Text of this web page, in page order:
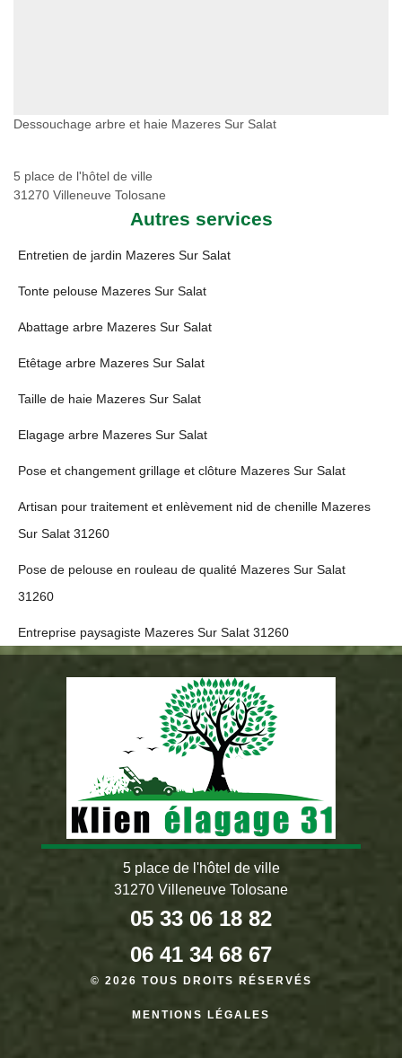
Dessouchage arbre et haie Mazeres Sur Salat
5 place de l'hôtel de ville
31270 Villeneuve Tolosane
Autres services
Entretien de jardin Mazeres Sur Salat
Tonte pelouse Mazeres Sur Salat
Abattage arbre Mazeres Sur Salat
Etêtage arbre Mazeres Sur Salat
Taille de haie Mazeres Sur Salat
Elagage arbre Mazeres Sur Salat
Pose et changement grillage et clôture Mazeres Sur Salat
Artisan pour traitement et enlèvement nid de chenille Mazeres
Sur Salat 31260
Pose de pelouse en rouleau de qualité Mazeres Sur Salat
31260
Entreprise paysagiste Mazeres Sur Salat 31260
5 place de l'hôtel de ville
31270 Villeneuve Tolosane
05 33 06 18 82
06 41 34 68 67
© 2026 TOUS DROITS RÉSERVÉS
MENTIONS LÉGALES